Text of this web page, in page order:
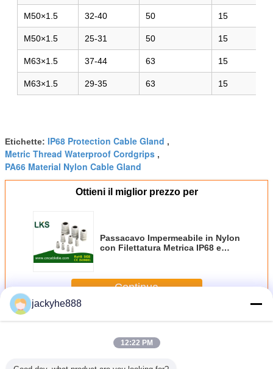
M50×1.5 32-40 50 15
M50×1.5 25-31 50 15
M63×1.5 37-44 63 15
M63×1.5 29-35 63 15
Etichette: IP68 Protection Cable Gland ,
Metric Thread Waterproof Cordgrips ,
PA66 Material Nylon Cable Gland
Ottieni il miglior prezzo per
Passacavo Impermeabile in Nylon
con Filettatura Metrica IP68 e
Continua
PiùPressacavo
jackyhe888
12:22 PM